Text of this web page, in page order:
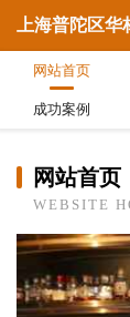
上海普陀区
网站首页
成功案例
网站首页
WEBSITE